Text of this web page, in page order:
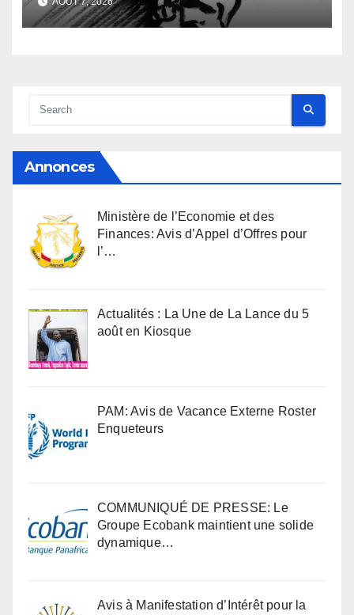
anthropologique
Annonces
Ministère de l’Economie et des
Finances: Avis d’Appel d’Offres pour
l’…
Actualités : La Une de La Lance du 5
août en Kiosque
PAM: Avis de Vacance Externe Roster
Enqueteurs
COMMUNIQUÉ DE PRESSE: Le
Groupe Ecobank maintient une solide
dynamique…
Avis à Manifestation d’Intérêt pour la